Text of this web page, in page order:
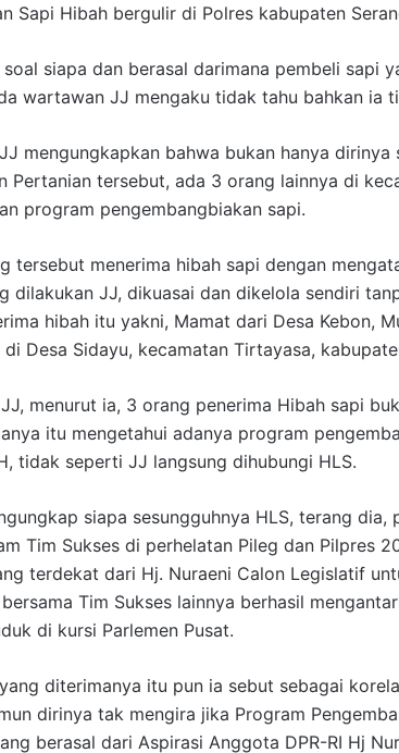
Sapi Hibah bergulir di Polres kabupaten
siapa dan berasal darimana pembeli sapi
wartawan JJ mengaku tidak tahu bahkan ia
mengungkapkan bahwa bukan hanya
Pertanian tersebut, ada 3 orang lainnya di
program pengembangbiakan sapi.
tersebut menerima hibah sapi dengan
dilakukan JJ, dikuasai dan dikelola sendiri
hibah itu yakni, Mamat dari Desa Kebon,
di Desa Sidayu, kecamatan Tirtayasa,
menurut ia, 3 orang penerima Hibah sapi
itu mengetahui adanya program
tidak seperti JJ langsung dihubungi HLS.
siapa sesungguhnya HLS, terang dia,
Tim Sukses di perhelatan Pileg dan Pilpres
terdekat dari Hj. Nuraeni Calon Legislatif
Tim Sukses lainnya berhasil
di kursi Parlemen Pusat.
diterimanya itu pun ia sebut sebagai
dirinya tak mengira jika Program
berasal dari Aspirasi Anggota DPR-RI Hj